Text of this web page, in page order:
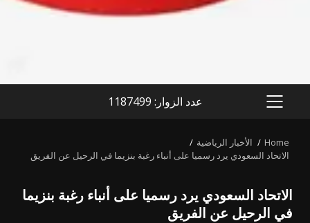
PRIMARY
عدد الزوار: 1187499
Home
الأخبار الرياضية
الاتحاد السعودي يرد رسميا على أنباء رغبة بنزيما في الرحيل عن الفريق
الاتحاد السعودي يرد رسميا على أنباء رغبة بنزيما
في الرحيل عن الفريق